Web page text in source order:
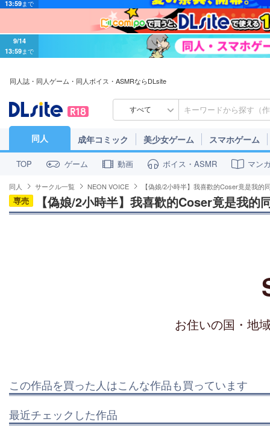
9/14
13:59まで
同人誌・同人ゲーム・同人ボイス・ASMRならDLsite
すべて
同人 成年コミック 美少女ゲーム スマホゲーム
TOP ゲーム 動画 ボイス・ASMR マン
同人 サークル一覧 NEON VOICE 【偽娘/2小時半】我喜歡的Coser竟是我的
専売 【偽娘/2小時半】我喜歡的Coser竟是我的
お住いの国・地
この作品を買った人はこんな作品も買っています
最近チェックした作品